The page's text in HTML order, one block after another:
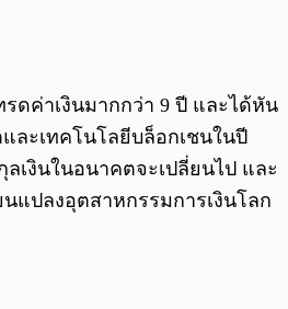
ดค่าเงินมากกว่า 9 ปี และได้หัน
ละเทคโนโลยีบล็อกเชนในปี
ลเงินในอนาคตจะเปลี่ยนไป และ
นแปลงอุตสาหกรรมการเงินโลก